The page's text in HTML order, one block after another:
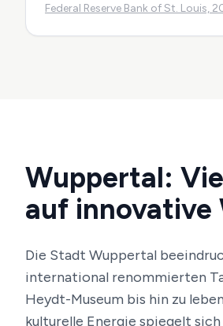
Federal Reserve Bank of St. Louis,
Wuppertal:
auf
Die Stadt Wuppertal
international renommierten
Heydt-Museum bis hin zu
kulturelle Energie spiegelt